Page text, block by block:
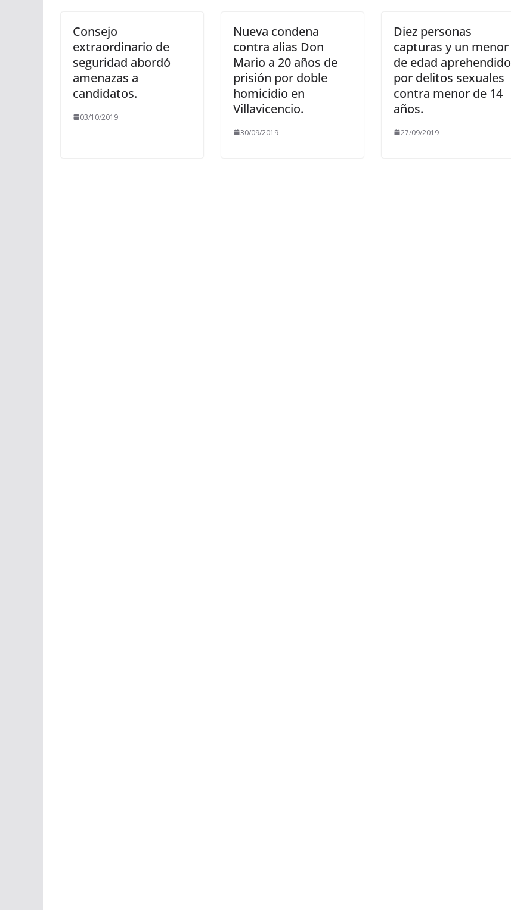
Consejo
extraordinario de
seguridad abordó
amenazas a
candidatos.
03/10/2019
Nueva condena
contra alias Don
Mario a 20 años de
prisión por doble
homicidio en
Villavicencio.
30/09/2019
Diez personas
capturas y un menor
de edad aprehendido
por delitos sexuales
contra menor de 14
años.
27/09/2019